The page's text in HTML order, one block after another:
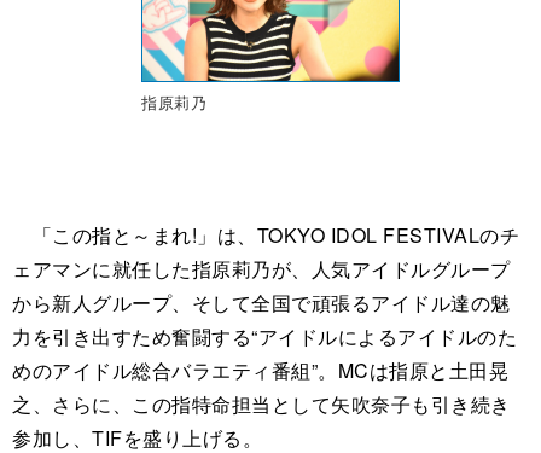
指原莉乃
「この指と～まれ!」は、TOKYO IDOL FESTIVALのチ
ェアマンに就任した指原莉乃が、人気アイドルグループ
から新人グループ、そして全国で頑張るアイドル達の魅
力を引き出すため奮闘する“アイドルによるアイドルのた
めのアイドル総合バラエティ番組”。MCは指原と土田晃
之、さらに、この指特命担当として矢吹奈子も引き続き
参加し、TIFを盛り上げる。